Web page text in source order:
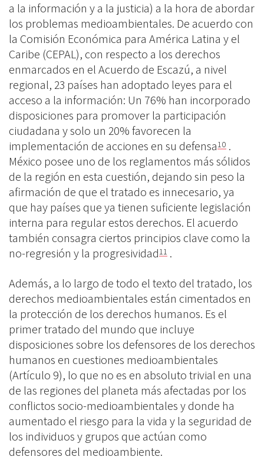
a la información y a la justicia) a la hora de abordar
los problemas medioambientales. De acuerdo con
la Comisión Económica para América Latina y el
Caribe (CEPAL), con respecto a los derechos
enmarcados en el Acuerdo de Escazú, a nivel
regional, 23 países han adoptado leyes para el
acceso a la información: Un 76% han incorporado
disposiciones para promover la participación
ciudadana y solo un 20% favorecen la
implementación de acciones en su defensa10 .
México posee uno de los reglamentos más sólidos
de la región en esta cuestión, dejando sin peso la
afirmación de que el tratado es innecesario, ya
que hay países que ya tienen suficiente legislación
interna para regular estos derechos. El acuerdo
también consagra ciertos principios clave como la
no-regresión y la progresividad11 .
Además, a lo largo de todo el texto del tratado, los
derechos medioambientales están cimentados en
la protección de los derechos humanos. Es el
primer tratado del mundo que incluye
disposiciones sobre los defensores de los derechos
humanos en cuestiones medioambientales
(Artículo 9), lo que no es en absoluto trivial en una
de las regiones del planeta más afectadas por los
conflictos socio-medioambientales y donde ha
aumentado el riesgo para la vida y la seguridad de
los individuos y grupos que actúan como
defensores del medioambiente.